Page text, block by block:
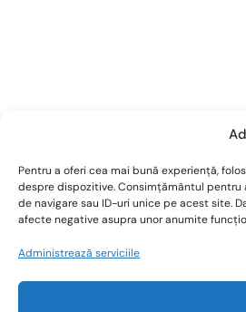
Pentru a oferi cea mai bună experiență,
despre dispozitive. Consimțământul
de navigare sau ID-uri unice pe acest site.
afecte negative asupra unor anumite
Administrează serviciile